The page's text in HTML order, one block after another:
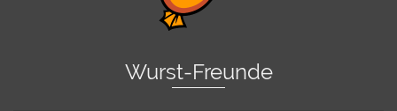
Wurst-Freunde